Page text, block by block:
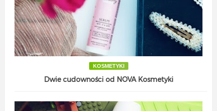
KOSMETYKI
Dwie cudowności od NOVA Kosmetyki